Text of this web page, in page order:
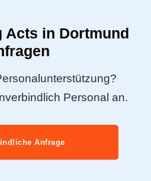
Acts in Dortmund
Personal an.
Anfrage